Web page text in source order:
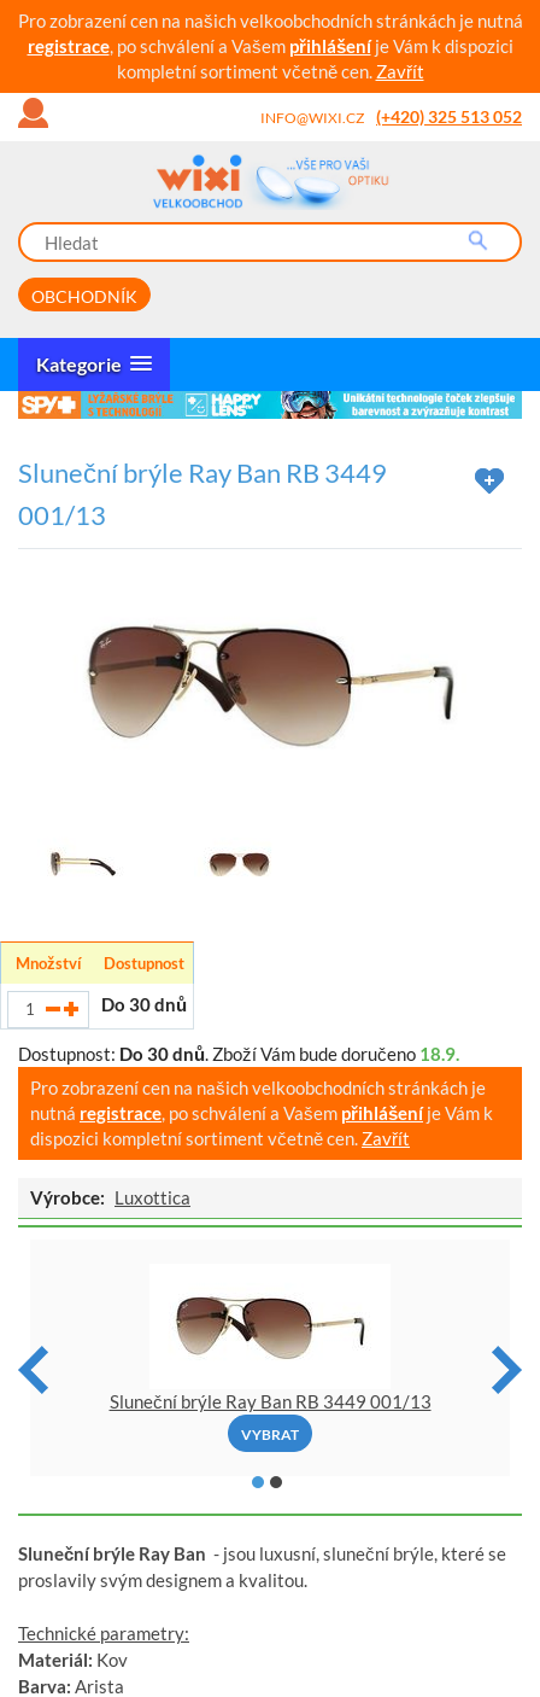
Pro zobrazení cen na našich velkoobchodních stránkách je nutná
registrace, po schválení a Vašem přihlášeníje Vám k dispozici
kompletní sortiment včetně cen. Zavřít
INFO@WIXI.CZ (+420) 325 513 052
OBCHODNÍK
Kategorie
Sluneční brýle Ray Ban RB 3449
001/13
Množství Dostupnost
Do 30 dnů
Dostupnost: Do 30 dnů. Zboží Vám bude doručeno 18.9.
Pro zobrazení cen na našich velkoobchodních stránkách je
nutná registrace, po schválení a Vašem přihlášeníje Vám k
dispozici kompletní sortiment včetně cen. Zavřít
Výrobce: Luxottica
Sluneční brýle Ray Ban RB 3449 001/13
VYBRAT
Sluneční brýle Ray Ban - jsou luxusní, sluneční brýle, které se
proslavily svým designem a kvalitou.
Technické parametry:
Materiál: Kov
Barva: Arista